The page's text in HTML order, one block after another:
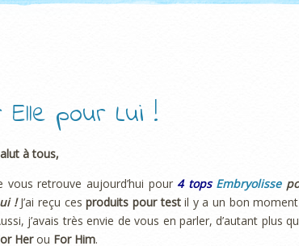
pour Lui !
à tous,
vous retrouve aujourd’hui pour 4 tops Embryolisse
!J’ai reçu cesproduits pour testil y a un bon
j’avais très envie de vous en parler, d’autant plus
Herou For Him.